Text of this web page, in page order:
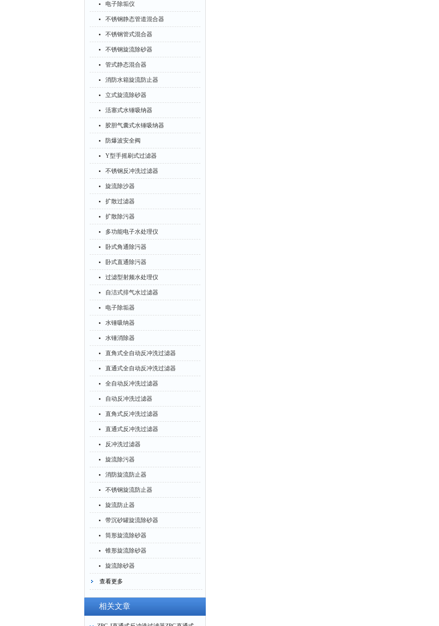
电子除垢仪
不锈钢静态管道混合器
不锈钢管式混合器
不锈钢旋流除砂器
管式静态混合器
消防水箱旋流防止器
立式旋流除砂器
活塞式水锤吸纳器
胶胆气囊式水锤吸纳器
防爆波安全阀
Y型手摇刷式过滤器
不锈钢反冲洗过滤器
旋流除沙器
扩散过滤器
扩散除污器
多功能电子水处理仪
卧式角通除污器
卧式直通除污器
过滤型射频水处理仪
自洁式排气水过滤器
电子除垢器
水锤吸纳器
水锤消除器
直角式全自动反冲洗过滤器
直通式全自动反冲洗过滤器
全自动反冲洗过滤器
自动反冲洗过滤器
直角式反冲洗过滤器
直通式反冲洗过滤器
反冲洗过滤器
旋流除污器
消防旋流防止器
不锈钢旋流防止器
旋流防止器
带沉砂罐旋流除砂器
筒形旋流除砂器
锥形旋流除砂器
旋流除砂器
查看更多
相关文章